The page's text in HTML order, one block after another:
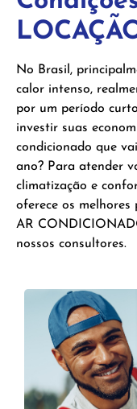
No Brasil,
calor intenso,
por um período
investir suas
condicionado que
ano? Para atender
climatização e
oferece os
AR
nossos consultores.